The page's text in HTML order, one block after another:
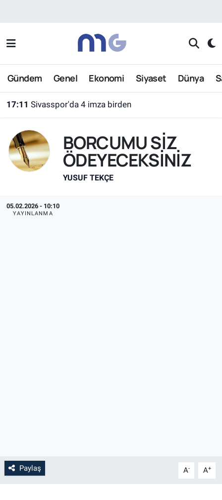
Gündem Genel Ekonomi Siyaset Dünya
17:11 Sivasspor'da 4 imza birden
BORCUMU SİZ
ÖDEYECEKSİNİZ
YUSUF TEKÇE
05.02.2026 - 10:10
YAYINLANMA
Paylaş A- A+
Nöbetçi Eczaneler
Hava Durumu
Süper Lig Puan Durumu ve Fikstür
Tüm Manşetler
Haber Arşivi